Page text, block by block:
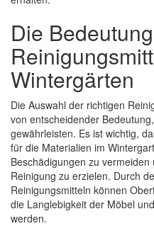
Die
Wintergärten
Die Auswahl der richtigen
von entscheidender
gewährleisten. Es ist wichtig,
für die Materialien im
Beschädigungen zu
Reinigung zu erzielen. Durch
Reinigungsmitteln können
die Langlebigkeit der Möbel
werden.